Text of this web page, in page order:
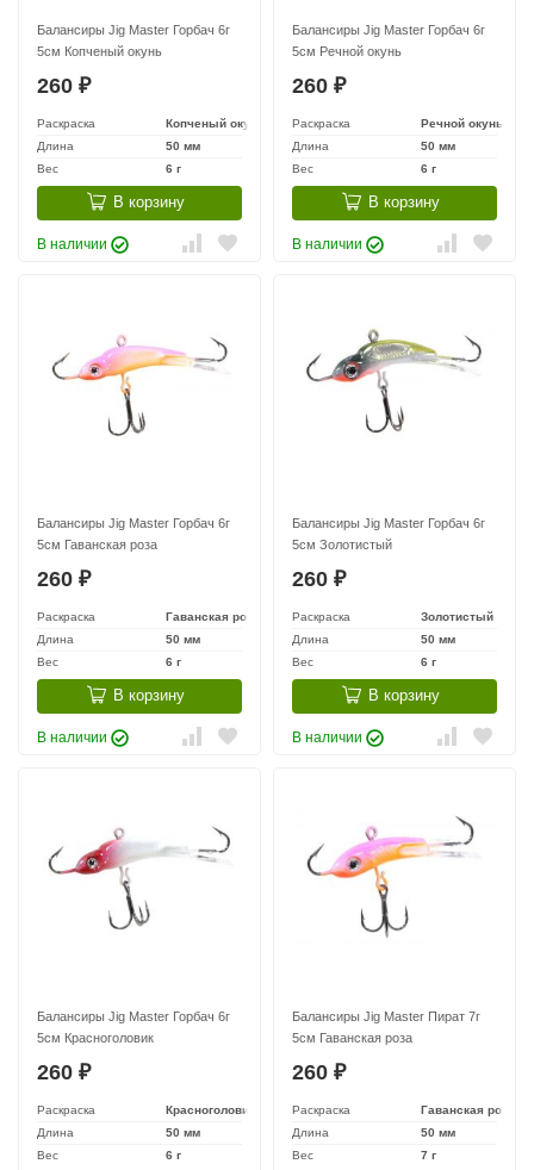
Балансиры Jig Master Горбач 6г
5см Копченый окунь
260 ₽
Раскраска
Копченый окунь
Длина
50 мм
Вес
6 г
В корзину
В наличии
Балансиры Jig Master Горбач 6г
5см Речной окунь
260 ₽
Раскраска
Речной окунь
Длина
50 мм
Вес
6 г
В корзину
В наличии
Балансиры Jig Master Горбач 6г
5см Гаванская роза
260 ₽
Раскраска
Гаванская роза
Длина
50 мм
Вес
6 г
В корзину
В наличии
Балансиры Jig Master Горбач 6г
5см Золотистый
260 ₽
Раскраска
Золотистый
Длина
50 мм
Вес
6 г
В корзину
В наличии
Балансиры Jig Master Горбач 6г
5см Красноголовик
260 ₽
Раскраска
Красноголовик
Длина
50 мм
Вес
6 г
Балансиры Jig Master Пират 7г
5см Гаванская роза
260 ₽
Раскраска
Гаванская роза
Длина
50 мм
Вес
7 г